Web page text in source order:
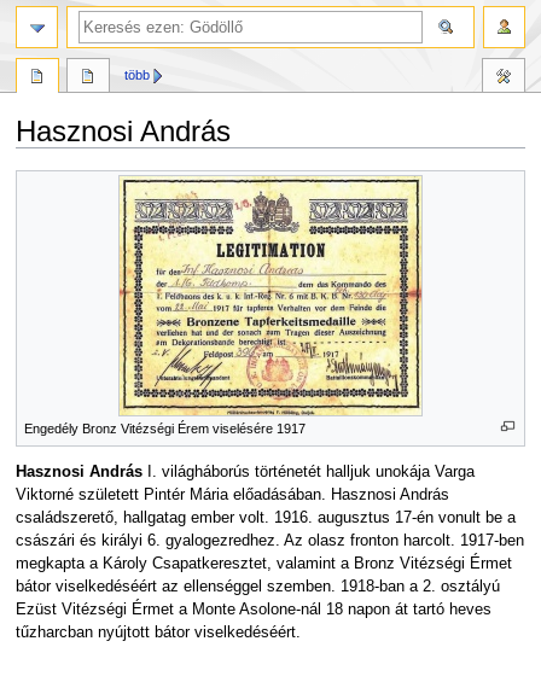
Hasznosi András
Engedély Bronz Vitézségi Érem viselésére 1917
Hasznosi AndrásI. világháborús történetét halljuk unokája Varga
Viktorné született Pintér Mária előadásában. Hasznosi András
családszerető, hallgatag ember volt. 1916. augusztus 17-én vonult be a
császári és királyi 6. gyalogezredhez. Az olasz fronton harcolt. 1917-ben
megkapta a Károly Csapatkeresztet, valamint a Bronz Vitézségi Érmet
bátor viselkedéséért az ellenséggel szemben. 1918-ban a 2. osztályú
Ezüst Vitézségi Érmet a Monte Asolone-nál 18 napon át tartó heves
tűzharcban nyújtott bátor viselkedéséért.
több